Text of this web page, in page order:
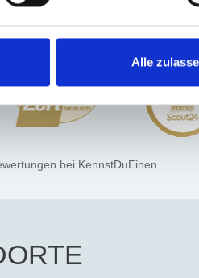
Alle
bei KennstDuEinen